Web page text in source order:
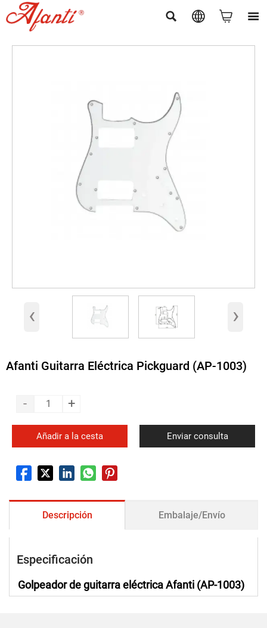
   
‹ ›
Afanti Guitarra Eléctrica Pickguard (AP-1003)
- +
Añadir a la cesta Enviar consulta
Descripción Embalaje/Envío
Especificación
Golpeador de guitarra eléctrica Afanti (AP-1003)